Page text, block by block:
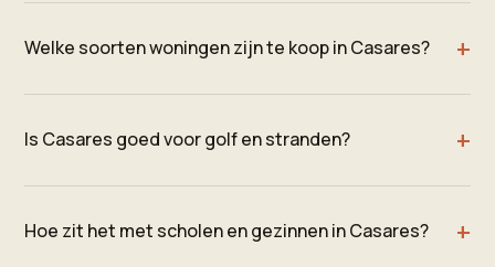
Welke soorten woningen zijn te koop in Casares?
Is Casares goed voor golf en stranden?
Hoe zit het met scholen en gezinnen in Casares?